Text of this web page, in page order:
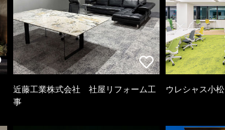
近藤工業株式会社 社屋リフォーム工
事
ウレシャス小松